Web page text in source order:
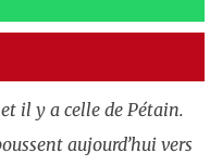
il y a celle de Pétain.
aujourd’hui vers